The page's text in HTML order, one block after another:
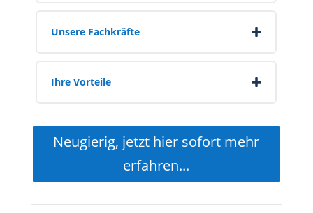
Unsere Fachkräfte
Ihre Vorteile
Neugierig, jetzt hier sofort mehr
erfahren...